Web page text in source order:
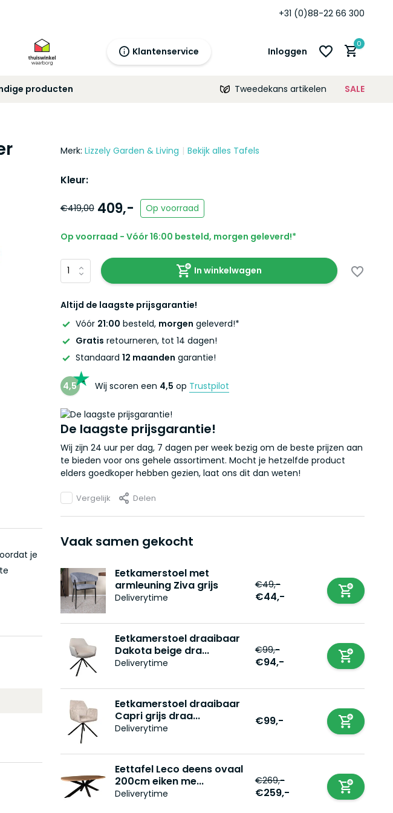
+31 (0)88-22 66 300
Klantenservice Inloggen
morgen
0
producten Tweedekans artikelen SALE
je
Merk: Lizzely Garden & Living Bekijk alles Tafels
Kleur:
€419,00 409,- Op voorraad
Op voorraad - Vóór 16:00 besteld, morgen geleverd!*
In winkelwagen
Altijd de laagste prijsgarantie!
Vóór 21:00 besteld, morgen geleverd!*
Gratis retourneren, tot 14 dagen!
Standaard 12 maanden garantie!
4,5 Wij scoren een 4,5 op Trustpilot
De laagste prijsgarantie!
Wij zijn 24 uur per dag, 7 dagen per week bezig om de beste prijzen aan
te bieden voor ons gehele assortiment. Mocht je hetzelfde product
elders goedkoper hebben gezien, laat ons dit dan weten!
Vergelijk Delen
Vaak samen gekocht
Eetkamerstoel met
armleuning Ziva grijs
Deliverytime
€49,-
€44,-
Eetkamerstoel draaibaar
Dakota beige dra...
Deliverytime
€99,-
€94,-
Eetkamerstoel draaibaar
Capri grijs draa...
Deliverytime
€99,-
Eettafel Leco deens ovaal
200cm eiken me...
Deliverytime
€269,-
€259,-